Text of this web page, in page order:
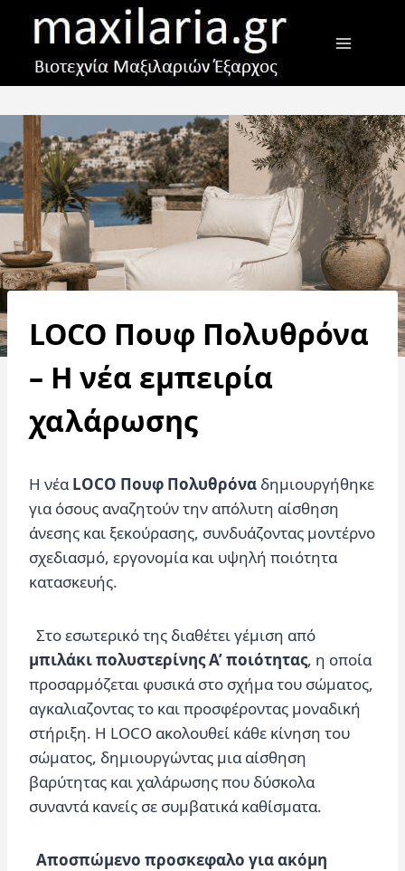
content
LOCO Πουφ Πολυθρόνα
– Η νέα εμπειρία
χαλάρωσης
Η νέα LOCO Πουφ Πολυθρόνα δημιουργήθηκε
για όσους αναζητούν την απόλυτη αίσθηση
άνεσης και ξεκούρασης, συνδυάζοντας μοντέρνο
σχεδιασμό, εργονομία και υψηλή ποιότητα
κατασκευής.
Στο εσωτερικό της διαθέτει γέμιση από
μπιλάκι πολυστερίνης Α’ ποιότητας, η οποία
προσαρμόζεται φυσικά στο σχήμα του σώματος,
αγκαλιαζοντας το και προσφέροντας μοναδική
στήριξη. Η LOCO ακολουθεί κάθε κίνηση του
σώματος, δημιουργώντας μια αίσθηση
βαρύτητας και χαλάρωσης που δύσκολα
συναντά κανείς σε συμβατικά καθίσματα.
Αποσπώμενο προσκεφαλο για ακόμη